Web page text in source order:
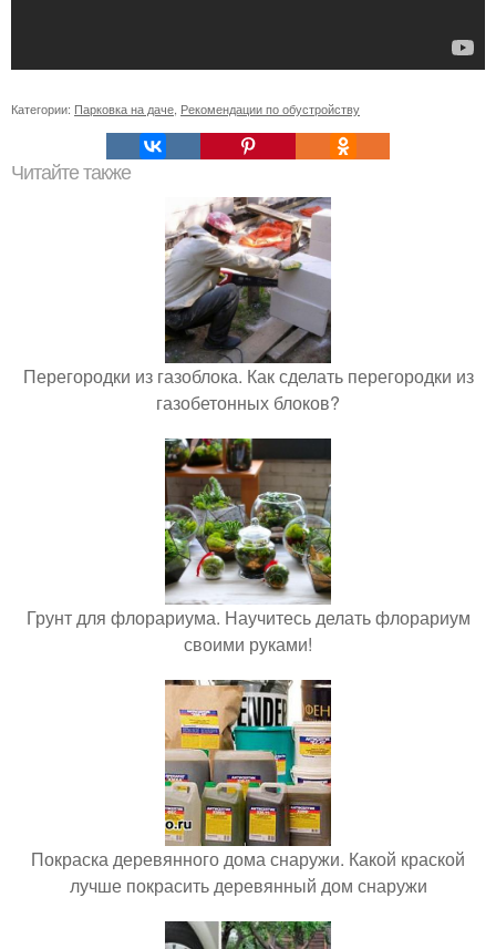
Категории: Парковка на даче Рекомендации по обустройству
Читайте также
Перегородки из газоблока. Как сделать перегородки из
газобетонных блоков?
Грунт для флорариума. Научитесь делать флорариум
своими руками!
Покраска деревянного дома снаружи. Какой краской
лучше покрасить деревянный дом снаружи